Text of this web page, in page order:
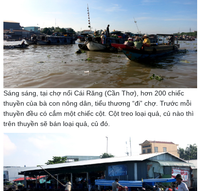
Sáng sáng, tại chợ nổi Cái Răng (Cần Thơ), hơn 200 chiếc
thuyền của bà con nông dân, tiểu thương “đi” chợ. Trước mỗi
thuyền đều có cắm một chiếc cột. Cột treo loại quả, củ nào thì
trên thuyền sẽ bán loại quả, củ đó.